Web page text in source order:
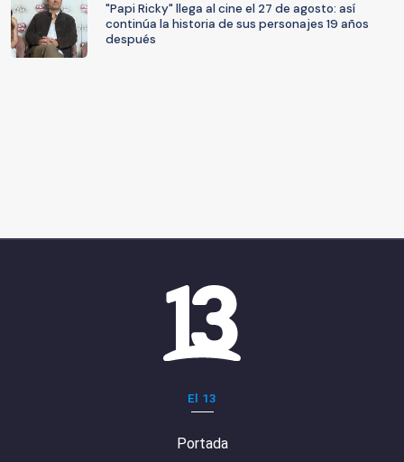
"Papi Ricky" llega al cine el 27 de agosto: así
continúa la historia de sus personajes 19 años
después
El 13
Portada